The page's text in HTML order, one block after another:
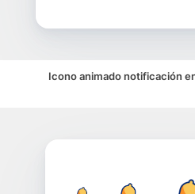
Icono animado notificación